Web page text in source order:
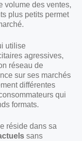
volume des ventes,
plus petits permet
utilise
agressives,
réseau de
sur ses marchés
différentes
qui
formats.
réside dans sa
sans